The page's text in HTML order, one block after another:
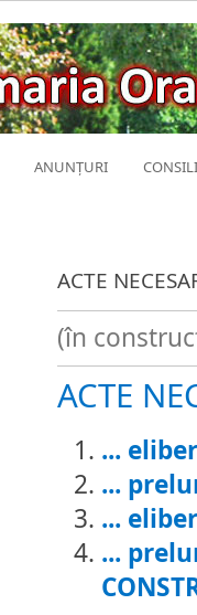
ANUNȚURI
ACTE
(în
ACTE
...
...
...
...